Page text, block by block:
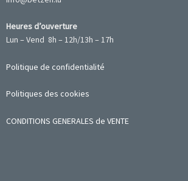
Heures d’ouverture
Lun – Vend 8h – 12h/13h – 17h
Politique de confidentialité
Politiques des cookies
CONDITIONS GENERALES de VENTE